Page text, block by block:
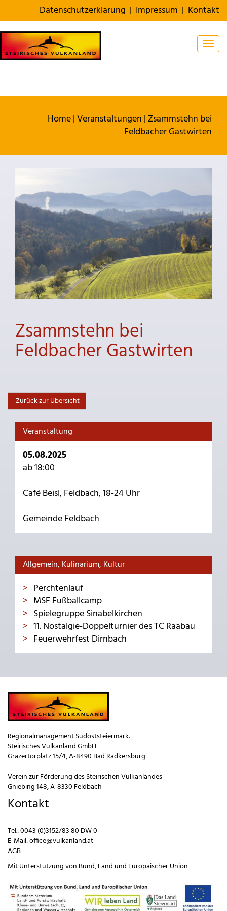
Datenschutzerklärung | Impressum | Kontakt
Home|Veranstaltungen | Zsammstehn bei
Feldbacher Gastwirten
Zsammstehn bei
Feldbacher Gastwirten
Zurück zur Übersicht
Veranstaltung
05.08.2025
ab 18:00
Café Beisl, Feldbach, 18-24 Uhr
Gemeinde Feldbach
Allgemein, Kulinarium, Kultur
Perchtenlauf
MSF Fußballcamp
Spielegruppe Sinabelkirchen
11. Nostalgie-Doppelturnier des TC Raabau
Feuerwehrfest Dirnbach
Regionalmanagement Südoststeiermark.
Steirisches Vulkanland GmbH
Grazertorplatz 15/4, A-8490 Bad Radkersburg
_____________________
Verein zur Förderung des Steirischen Vulkanlandes
Gniebing 148, A-8330 Feldbach
Kontakt
Tel.:0043 (0)3152/83 80 DW 0
E-Mail:office@vulkanland.at
AGB
Mit Unterstützung von Bund,Land und Europäischer Union